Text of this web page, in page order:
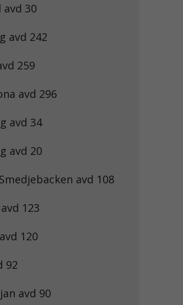
avd 30
avd 242
259
avd 296
avd 34
avd 20
avd 108
123
120
92
avd 90